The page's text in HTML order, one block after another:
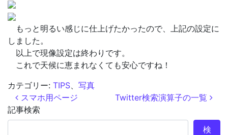
もっと明るい感じに仕上げたかったので、上記の設定に
しました。
以上で現像設定は終わりです。
これで天候に恵まれなくても安心ですね！
カテゴリー: TIPS 写真
投稿ナビゲーション
スマホ用ページ
Twitter検索演算子の一覧
記事検索
検